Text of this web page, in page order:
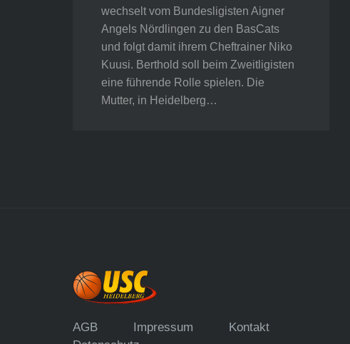
wechselt vom Bundesligisten Aigner
Angels Nördlingen zu den BasCats
und folgt damit ihrem Cheftrainer Niko
Kuusi. Berthold soll beim Zweitligisten
eine führende Rolle spielen. Die
Mutter, in Heidelberg…
AGB Impressum
Kontakt